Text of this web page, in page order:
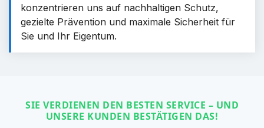
konzentrieren uns auf nachhaltigen Schutz,
gezielte Prävention und maximale Sicherheit für
Sie und Ihr Eigentum.
SIE VERDIENEN DEN BESTEN SERVICE – UND
UNSERE KUNDEN BESTÄTIGEN DAS!